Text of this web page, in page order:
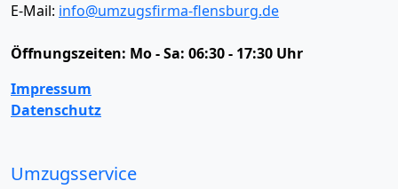
E-Mail: info@umzugsfirma-flensburg.de
Öffnungszeiten: Mo - Sa: 06:30 - 17:30 Uhr
Impressum
Datenschutz
Umzugsservice